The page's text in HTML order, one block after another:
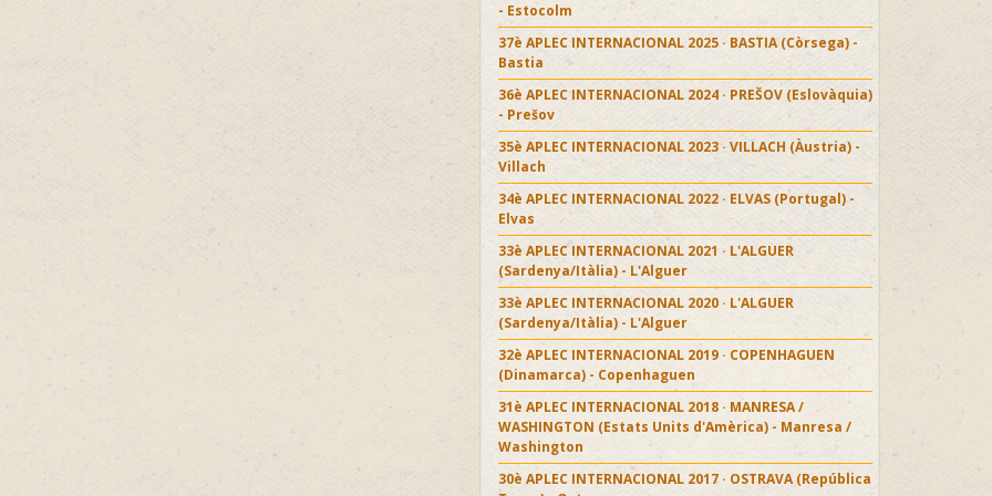
- Estocolm
37è APLEC INTERNACIONAL 2025 · BASTIA (Còrsega) -
Bastia
36è APLEC INTERNACIONAL 2024 · PREŠOV (Eslovàquia)
- Prešov
35è APLEC INTERNACIONAL 2023 · VILLACH (Àustria) -
Villach
34è APLEC INTERNACIONAL 2022 · ELVAS (Portugal) -
Elvas
33è APLEC INTERNACIONAL 2021 · L'ALGUER
(Sardenya/Itàlia) - L'Alguer
33è APLEC INTERNACIONAL 2020 · L'ALGUER
(Sardenya/Itàlia) - L'Alguer
32è APLEC INTERNACIONAL 2019 · COPENHAGUEN
(Dinamarca) - Copenhaguen
31è APLEC INTERNACIONAL 2018 · MANRESA /
WASHINGTON (Estats Units d'Amèrica) - Manresa /
Washington
30è APLEC INTERNACIONAL 2017 · OSTRAVA (República